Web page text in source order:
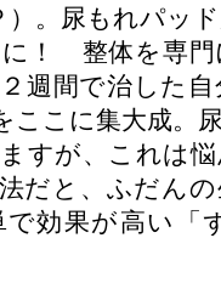
）。尿もれパッ
！ 整体を専門
週間で治した
ここに集大成。
すが、これは
だと、ふだん
効果が高い「